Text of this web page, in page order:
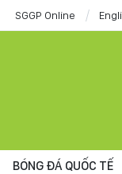
SGGP Online
BÓNG ĐÁ QUỐC TẾ